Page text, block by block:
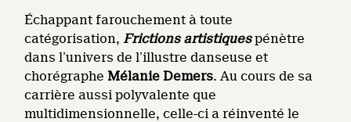
Échappant farouchement à toute
catégorisation, Frictions artistiquespénètre
dans l’univers de l’illustre danseuse et
chorégraphe Mélanie Demers. Au cours de sa
carrière aussi polyvalente que
multidimensionnelle, celle-ci a réinventé le